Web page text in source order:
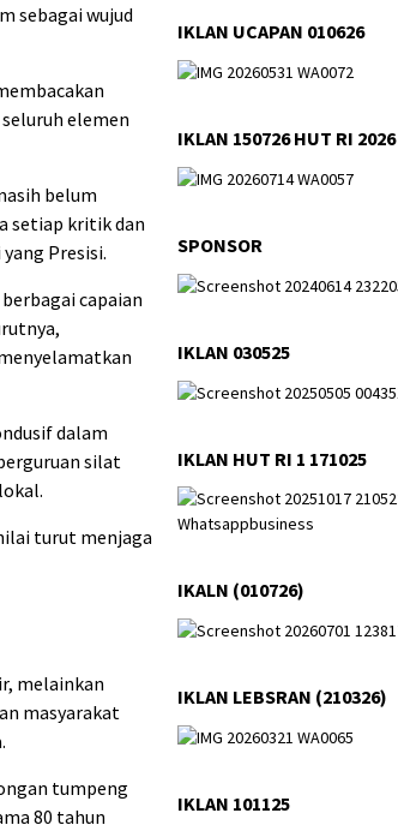
sebagai wujud
elemen
belum
setiap kritik dan
Presisi.
capaian
dalam
silat
turut menjaga
melainkan
masyarakat
tumpeng
80 tahun
IKLAN UCAPAN 010626
IKLAN 150726 HUT RI 2026
SPONSOR
IKLAN 030525
IKLAN HUT RI 1 171025
IKALN (010726)
IKLAN LEBSRAN (210326)
IKLAN 101125